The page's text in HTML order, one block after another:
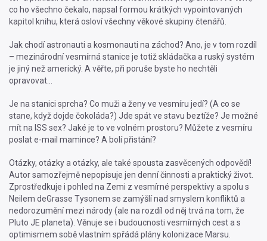
co ho všechno čekalo, napsal formou krátkých vypointovaných
kapitol knihu, která osloví všechny věkové skupiny čtenářů.
Jak chodí astronauti a kosmonauti na záchod? Ano, je v tom rozdíl
– mezinárodní vesmírná stanice je totiž skládačka a ruský systém
je jiný než americký. A věřte, při poruše byste ho nechtěli
opravovat…
Je na stanici sprcha? Co muži a ženy ve vesmíru jedí? (A co se
stane, když dojde čokoláda?) Jde spát ve stavu beztíže? Je možné
mít na ISS sex? Jaké je to ve volném prostoru? Můžete z vesmíru
poslat e-mail mamince? A bolí přistání?
Otázky, otázky a otázky, ale také spousta zasvěcených odpovědí!
Autor samozřejmě nepopisuje jen denní činnosti a praktický život.
Zprostředkuje i pohled na Zemi z vesmírné perspektivy a spolu s
Neilem deGrasse Tysonem se zamýšlí nad smyslem konfliktů a
nedorozumění mezi národy (ale na rozdíl od něj trvá na tom, že
Pluto JE planeta). Věnuje se i budoucnosti vesmírných cest a s
optimismem sobě vlastním spřádá plány kolonizace Marsu.